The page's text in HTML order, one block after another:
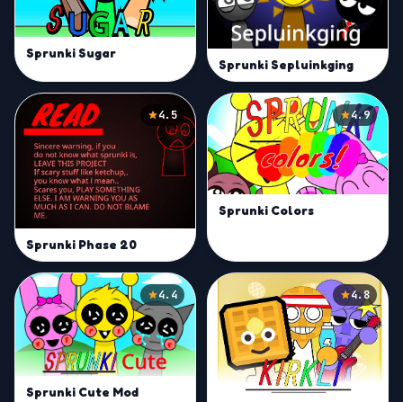
Sprunki Sugar
Sprunki Sepluinkging
4.5
Sprunki Phase 20
4.9
Sprunki Colors
4.4
Sprunki Cute Mod
4.8